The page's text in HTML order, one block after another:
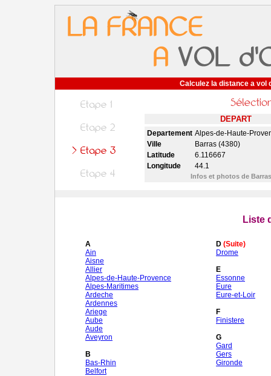
Calculez la distance a vol
DEPART
Departement Alpes-de-Haute-
Ville
Barras (4380)
Latitude
6.116667
Longitude
44.1
Infos et photos de
Liste
A
Ain
Aisne
Allier
Alpes-de-Haute-Provence
Alpes-Maritimes
Ardeche
Ardennes
Ariege
Aube
Aude
Aveyron
B
Bas-Rhin
Belfort
D (Suite)
Drome
E
Essonne
Eure
Eure-et-Loir
F
Finistere
G
Gard
Gers
Gironde